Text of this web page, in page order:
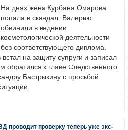
На днях жена Курбана Омарова
попала в скандал. Валерию
обвинили в ведении
косметологической деятельности
без соответствующего диплома.
на защиту супруги и записал
обратился к главе Следственного
Бастрыкину с просьбой
проводит проверку теперь уже экс-